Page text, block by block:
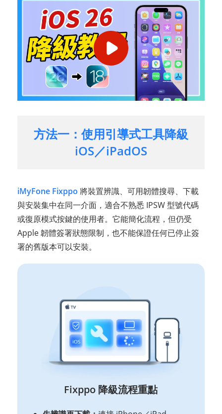
方法一：使用引導式工具降級
iOS／iPadOS
iMyFone Fixppo 將裝置辨識、可用韌體搜尋、下載
與安裝集中在同一介面，適合不熟悉 IPSW 型號代碼
或復原模式按鍵的使用者。它能簡化流程，但仍受
Apple 韌體簽署狀態限制，也不能保證任何已停止簽
署的舊版本可以安裝。
Fixppo 降級流程重點